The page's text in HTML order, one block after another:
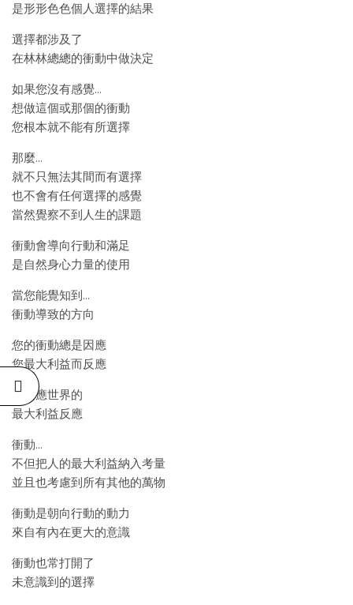
是形形色色個人選擇的結果
選擇都涉及了
在林林總總的衝動中做決定
如果您沒有感覺…
想做這個或那個的衝動
您根本就不能有所選擇
那麼…
就不只無法其間而有選擇
也不會有任何選擇的感覺
當然覺察不到人生的課題
衝動會導向行動和滿足
是自然身心力量的使用
當您能覺知到…
衝動導致的方向
您的衝動總是因應
您最大利益而反應
也因應世界的
最大利益反應
衝動…
不但把人的最大利益納入考量
並且也考慮到所有其他的萬物
衝動是朝向行動的動力
來自有內在更大的意識
衝動也常打開了
未意識到的選擇